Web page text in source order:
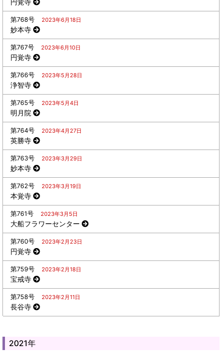
第768号 2023年6月18日
妙本寺
第767号 2023年6月10日
円覚寺
第766号 2023年5月28日
浄智寺
第765号 2023年5月4日
明月院
第764号 2023年4月27日
英勝寺
第763号 2023年3月29日
妙本寺
第762号 2023年3月19日
本覚寺
第761号 2023年3月5日
大船フラワーセンター
第760号 2023年2月23日
円覚寺
第759号 2023年2月18日
宝戒寺
第758号 2023年2月11日
長谷寺
2021年